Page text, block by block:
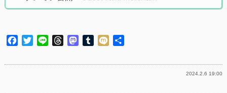
Facebook
TwitterLine ThreadsMastodon
Tumblr
Mixi
2024.2.6 19:00